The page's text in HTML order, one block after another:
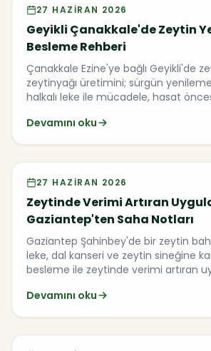
Video
27 HAZIRAN 2026
Geyikli Çanakkale'de Zeytin
Besleme Rehberi
Çanakkale Ezine'ye bağlı Geyikli'de
zeytinyağı üretimini; sürgün
halkalı leke ile mücadele, hasat
Devamını oku
Video
27 HAZIRAN 2026
Zeytinde Verimi Artıran
Gaziantep'ten Saha Notları
Gaziantep Şahinbey'de bir zeytin
leke, dal kanseri ve zeytin sineğine
besleme ile zeytinde verimi artıran
Devamını oku